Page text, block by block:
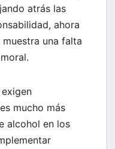
atrás las
ahora
una falta
mucho más
alcohol en los